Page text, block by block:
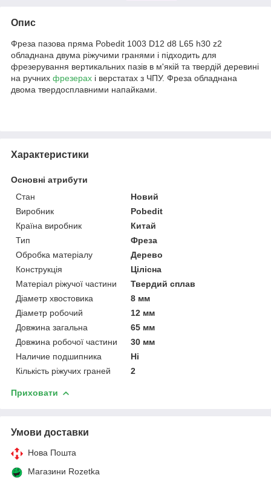
Опис
Фреза пазова пряма Pobedit 1003 D12 d8 L65 h30 z2
обладнана двума ріжучими гранями і підходить для
фрезерування вертикальних пазів в м'якій та твердій деревині
на ручних фрезерах і верстатах з ЧПУ. Фреза обладнана
двома твердосплавними напайками.
Характеристики
Основні атрибути
Стан
Новий
Виробник
Pobedit
Країна виробник
Китай
Тип
Фреза
Обробка матеріалу
Дерево
Конструкція
Цілісна
Матеріал ріжучої частини
Твердий сплав
Діаметр хвостовика
8 мм
Діаметр робочий
12 мм
Довжина загальна
65 мм
Довжина робочої частини
30 мм
Наличие подшипника
Ні
Кількість ріжучих граней
2
Приховати
Умови доставки
Нова Пошта
Магазини Rozetka